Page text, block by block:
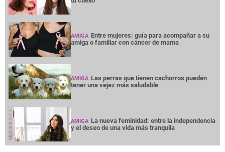
AMIGA Entre mujeres: guía para acompañar a su
amiga o familiar con cáncer de mama
AMIGA Las perras que tienen cachorros pueden
tener una vejez más saludable
AMIGA La nueva feminidad: entre la independencia
y el deseo de una vida más tranquila